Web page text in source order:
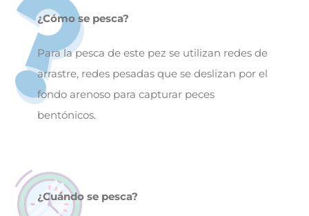
¿Cómo se pesca?
Para la pesca de este pez se utilizan redes de
arrastre, redes pesadas que se deslizan por el
fondo arenoso para capturar peces
bentónicos.
¿Cuándo se pesca?